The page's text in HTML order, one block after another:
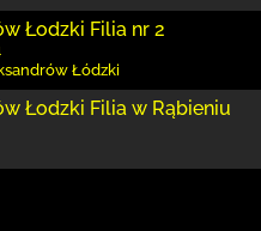
Łodzki Filia nr 2
Łódzki
Łodzki Filia w Rąbieniu